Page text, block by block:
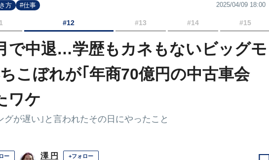
方 #仕事 2025/04/09 18:00
#12 #13 #14 #15
で中退…学歴もカネもないビッグモ
こぼれが｢年商70億円の中古車会
ワケ
グが遅い｣と言われたその日にやったこと
ー 澤 円 +フォロー